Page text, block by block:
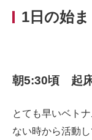
1日の始ま
朝5:30頃 起
とても早いベト
ない時から活動し